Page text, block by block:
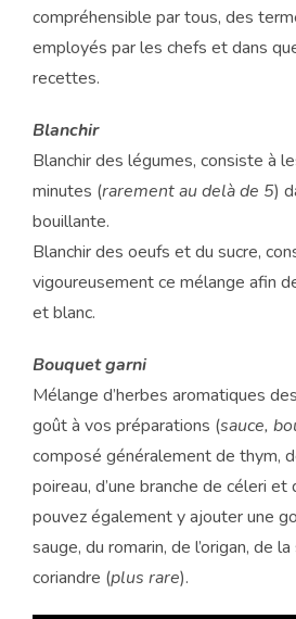
compréhensible par tous, des
employés par les chefs et dans
recettes.
Blanchir
Blanchir des légumes, consiste à
minutes (rarement au delà de 5)
bouillante.
Blanchir des oeufs et du sucre,
vigoureusement ce mélange afin
et blanc.
Bouquet garni
Mélange d’herbes aromatiques
goût à vos préparations (sauce,
composé généralement de thym,
poireau, d’une branche de céleri et
pouvez également y ajouter une
sauge, du romarin, de l’origan, de
coriandre (plus rare).